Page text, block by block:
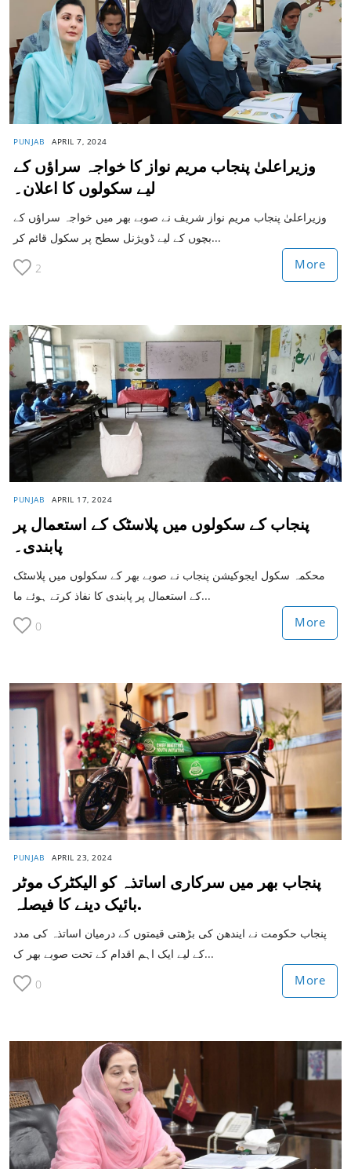
PUNJAB APRIL 7, 2024
وزیراعلیٰ پنجاب مریم نواز کا خواجہ سراؤں کے
لیے سکولوں کا اعلان۔
وزیراعلیٰ پنجاب مریم نواز شریف نے صوبے بھر میں خواجہ سراؤں کے
بچوں کے لیے ڈویژنل سطح پر سکول قائم کر...
2 More
PUNJAB APRIL 17, 2024
پنجاب کے سکولوں میں پلاسٹک کے استعمال پر
پابندی۔
محکمہ سکول ایجوکیشن پنجاب نے صوبے بھر کے سکولوں میں پلاسٹک
کے استعمال پر پابندی کا نفاذ کرتے ہوئے ما...
0 More
PUNJAB APRIL 23, 2024
پنجاب بھر میں سرکاری اساتذہ کو الیکٹرک موٹر
بائیک دینے کا فیصلہ.
پنجاب حکومت نے ایندھن کی بڑھتی قیمتوں کے درمیان اساتذہ کی مدد
کے لیے ایک اہم اقدام کے تحت صوبے بھر ک...
0 More